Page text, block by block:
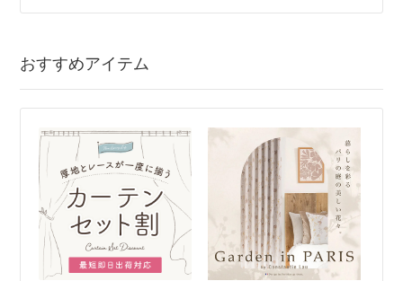
おすすめアイテム